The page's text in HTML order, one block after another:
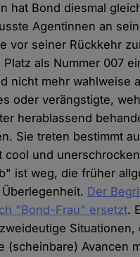
hat Bond diesmal
Agentinnen an
vor seiner Rückkehr
Platz als Nummer 007
nicht mehr wahlweise
oder verängstigte,
herablassend
Sie treten bestimmt
cool und
ist weg, die früher
Der
"Bond-Frau" ersetzt.
Situationen,
(scheinbare) Avancen